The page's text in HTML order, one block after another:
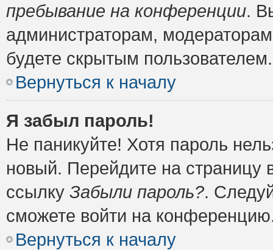
пребывание на конференции.
администраторам,
будете скрытым пользователем.
Вернуться к началу
Я забыл пароль!
Не паникуйте! Хотя пароль
новый. Перейдите на
ссылку Забыли пароль?.
сможете войти на
Вернуться к началу